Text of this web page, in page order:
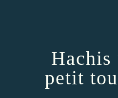
Hachis
petit